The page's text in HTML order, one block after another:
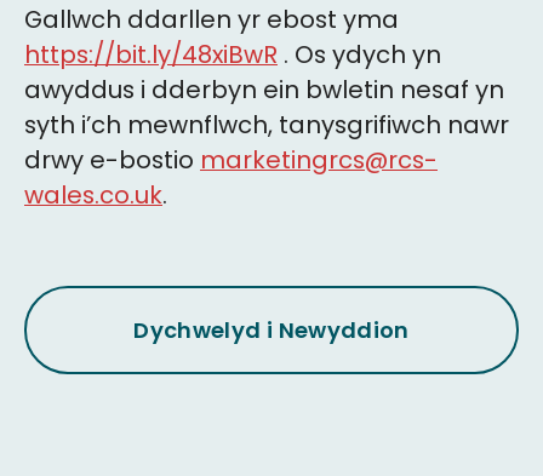
Gallwch ddarllen yr ebost yma
https://bit.ly/48xiBwR . Os ydych yn
awyddus i dderbyn ein bwletin nesaf yn
syth i’ch mewnflwch, tanysgrifiwch nawr
drwy e-bostio marketingrcs@rcs-
wales.co.uk.
Dychwelyd i Newyddion